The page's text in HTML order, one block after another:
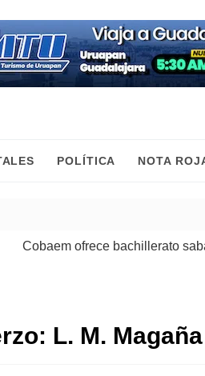
POLÍTICA NOTA
ofrece bachillerato sabatino
L. M. Magaña